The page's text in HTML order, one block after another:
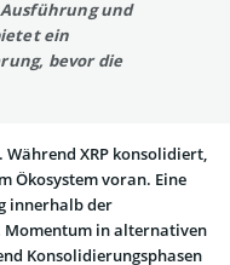
und
ein
bevor die
XRP konsolidiert,
Ökosystem voran. Eine
innerhalb der
Momentum in alternativen
Konsolidierungsphasen